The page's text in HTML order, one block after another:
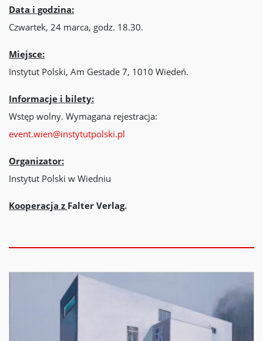
Data i godzina:
Czwartek, 24 marca, godz. 18.30.
Miejsce:
Instytut Polski, Am Gestade 7, 1010 Wiedeń.
Informacje i bilety:
Wstęp wolny. Wymagana rejestracja:
event.wien@instytutpolski.pl
Organizator:
Instytut Polski w Wiedniu
Kooperacja z Falter Verlag.